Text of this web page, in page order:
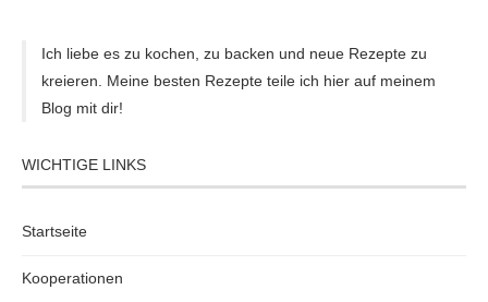
Ich liebe es zu kochen, zu backen und neue Rezepte zu
kreieren. Meine besten Rezepte teile ich hier auf meinem
Blog mit dir!
WICHTIGE LINKS
Startseite
Kooperationen